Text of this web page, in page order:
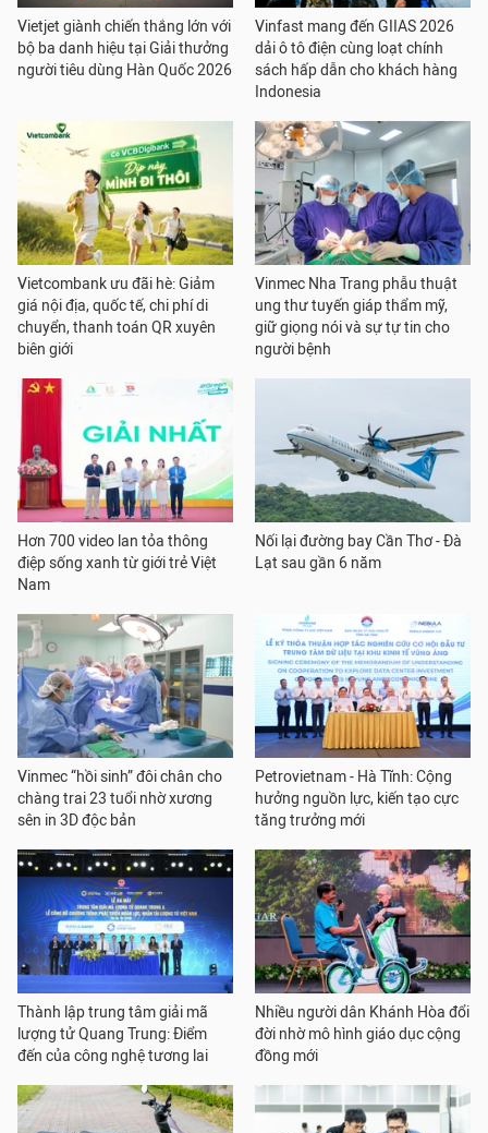
Vietjet giành chiến thắng lớn với
bộ ba danh hiệu tại Giải thưởng
người tiêu dùng Hàn Quốc 2026
Vinfast mang đến GIIAS 2026
dải ô tô điện cùng loạt chính
sách hấp dẫn cho khách hàng
Indonesia
Vietcombank ưu đãi hè: Giảm
giá nội địa, quốc tế, chi phí di
chuyển, thanh toán QR xuyên
biên giới
Vinmec Nha Trang phẫu thuật
ung thư tuyến giáp thẩm mỹ,
giữ giọng nói và sự tự tin cho
người bệnh
Hơn 700 video lan tỏa thông
điệp sống xanh từ giới trẻ Việt
Nam
Nối lại đường bay Cần Thơ - Đà
Lạt sau gần 6 năm
Vinmec “hồi sinh” đôi chân cho
chàng trai 23 tuổi nhờ xương
sên in 3D độc bản
Petrovietnam - Hà Tĩnh: Cộng
hưởng nguồn lực, kiến tạo cực
tăng trưởng mới
Thành lập trung tâm giải mã
lượng tử Quang Trung: Điểm
đến của công nghệ tương lai
Nhiều người dân Khánh Hòa đổi
đời nhờ mô hình giáo dục cộng
đồng mới